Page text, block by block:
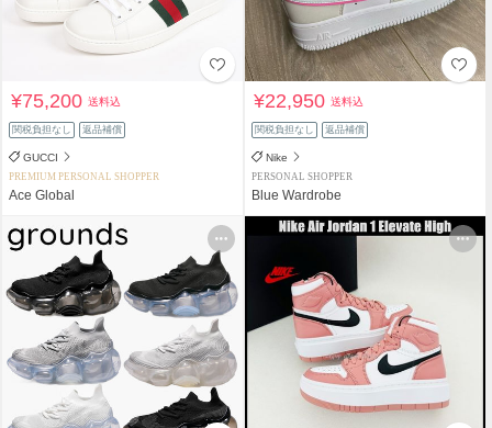
¥75,200送料込
関税負担なし 返品補償
GUCCI
PREMIUM PERSONAL SHOPPER
Ace Global
¥22,950送料込
関税負担なし 返品補償
Nike
PERSONAL SHOPPER
Blue Wardrobe